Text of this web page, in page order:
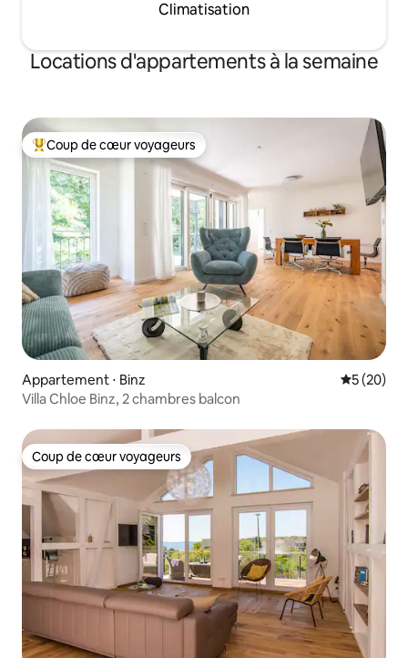
Climatisation
Locations d'appartements à la semaine
Coups de cœur voyageurs les plus appréciés
Coup de cœur voyageurs
Appartement ⋅ Binz
5 (20)
Villa Chloe Binz, 2 chambres balcon
Coup de cœur voyageurs
Coup de cœur voyageurs